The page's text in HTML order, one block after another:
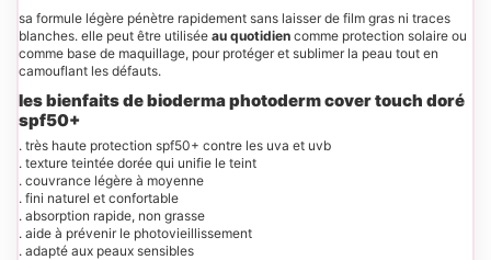
sa formule légère pénètre rapidement sans laisser de film gras ni traces
blanches. elle peut être utilisée au quotidien comme protection solaire ou
comme base de maquillage, pour protéger et sublimer la peau tout en
camouflant les défauts.
les bienfaits de bioderma photoderm cover touch doré
spf50+
. très haute protection spf50+ contre les uva et uvb
. texture teintée dorée qui unifie le teint
. couvrance légère à moyenne
. fini naturel et confortable
. absorption rapide, non grasse
. aide à prévenir le photovieillissement
. adapté aux peaux sensibles